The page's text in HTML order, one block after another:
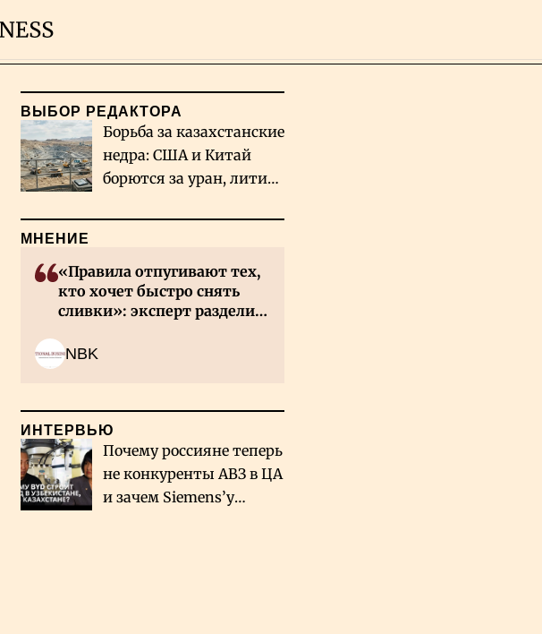
ВЫБОР РЕДАКТОРА
Борьба за казахстанские
недра: США и Китай
борются за уран, литий
МНЕНИЕ
«Правила отпугивают тех,
кто хочет быстро снять
сливки»: эксперт разделил
NBK
ИНТЕРВЬЮ
Почему россияне теперь
не конкуренты АВЗ в ЦА
и зачем Siemens’у